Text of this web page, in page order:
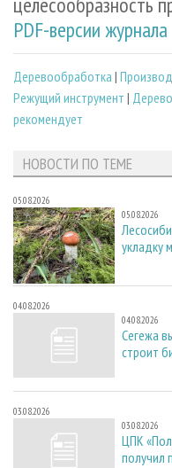
PDF-версии журнала
Деревообработка |
Режущий инструмент |
рекомендует
НОВОСТИ ПО ТЕМЕ
05.08.2026
05.08.2026
укладку
04.08.2026
04.08.2026
Сегежа
строит
03.08.2026
03.08.2026
ЦПК
получил